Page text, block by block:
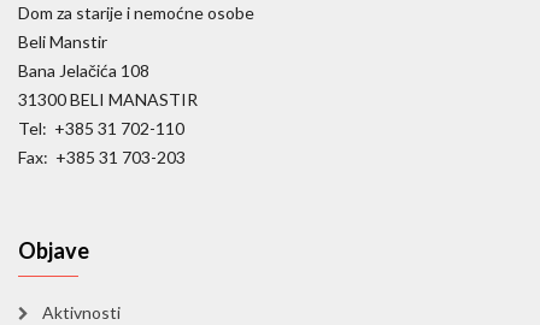
Dom za starije i nemoćne osobe
Beli Manstir
Bana Jelačića 108
31300 BELI MANASTIR
Tel: +385 31 702-110
Fax: +385 31 703-203
Objave
Aktivnosti